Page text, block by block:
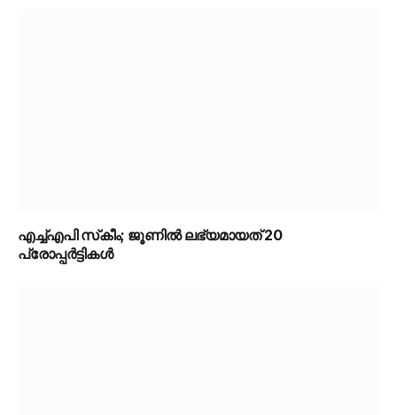
എച്ച്എപി സ്‌കീം; ജൂണിൽ ലഭ്യമായത് 20
പ്രോപ്പർട്ടികൾ